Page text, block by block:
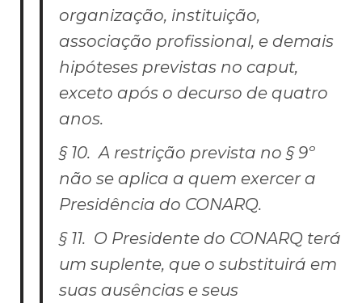
organização, instituição,
associação profissional, e demais
hipóteses previstas no caput,
exceto após o decurso de quatro
anos.
§ 10. A restrição prevista no § 9º
não se aplica a quem exercer a
Presidência do CONARQ.
§ 11. O Presidente do CONARQ terá
um suplente, que o substituirá em
suas ausências e seus